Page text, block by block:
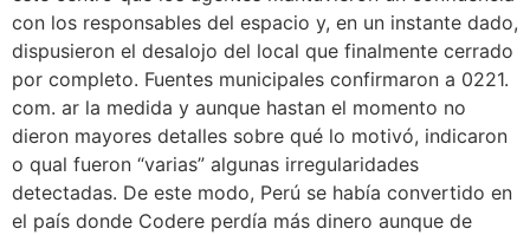
con los responsables del espacio y, en un instante dado,
dispusieron el desalojo del local que finalmente cerrado
por completo. Fuentes municipales confirmaron a 0221.
com. ar la medida y aunque hastan el momento no
dieron mayores detalles sobre qué lo motivó, indicaron
o qual fueron “varias” algunas irregularidades
detectadas. De este modo, Perú se había convertido en
el país donde Codere perdía más dinero aunque de